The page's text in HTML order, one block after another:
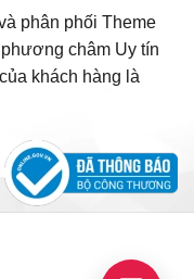
phân phối Theme
châm Uy tín
khách hàng là